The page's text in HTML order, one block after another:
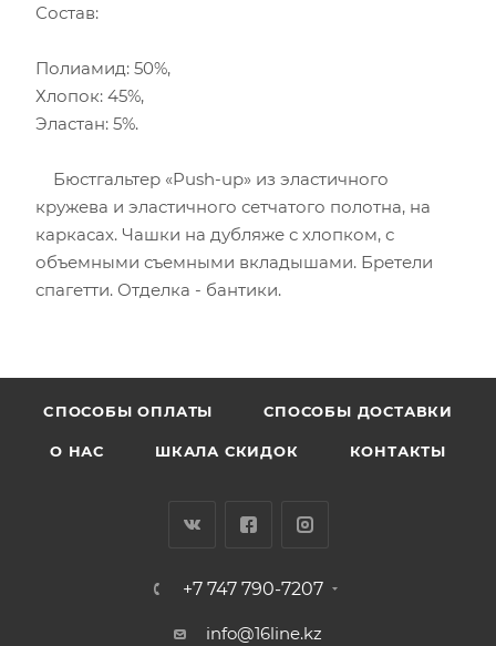
Состав:
Полиамид: 50%,
Хлопок: 45%,
Эластан: 5%.
Бюстгальтер «Push-up» из эластичного
кружева и эластичного сетчатого полотна, на
каркасах. Чашки на дубляже с хлопком, с
объемными съемными вкладышами. Бретели
спагетти. Отделка - бантики.
CПОСОБЫ ОПЛАТЫ СПОСОБЫ ДОСТАВКИ
О НАС ШКАЛА СКИДОК КОНТАКТЫ
+7 747 790-7207
info@16line.kz